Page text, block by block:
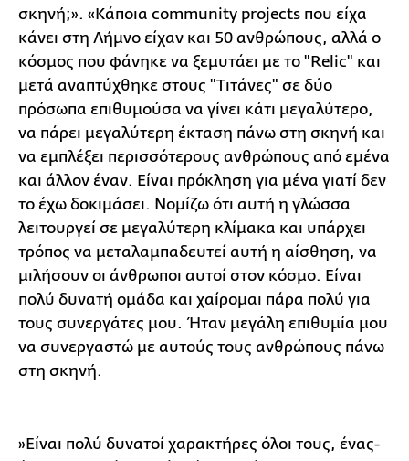
σκηνή;». «Κάποια community projects που είχα
κάνει στη Λήμνο είχαν και 50 ανθρώπους, αλλά ο
κόσμος που φάνηκε να ξεμυτάει με το "Relic" και
μετά αναπτύχθηκε στους "Τιτάνες" σε δύο
πρόσωπα επιθυμούσα να γίνει κάτι μεγαλύτερο,
να πάρει μεγαλύτερη έκταση πάνω στη σκηνή και
να εμπλέξει περισσότερους ανθρώπους από εμένα
και άλλον έναν. Είναι πρόκληση για μένα γιατί δεν
το έχω δοκιμάσει. Νομίζω ότι αυτή η γλώσσα
λειτουργεί σε μεγαλύτερη κλίμακα και υπάρχει
τρόπος να μεταλαμπαδευτεί αυτή η αίσθηση, να
μιλήσουν οι άνθρωποι αυτοί στον κόσμο. Είναι
πολύ δυνατή ομάδα και χαίρομαι πάρα πολύ για
τους συνεργάτες μου. Ήταν μεγάλη επιθυμία μου
να συνεργαστώ με αυτούς τους ανθρώπους πάνω
στη σκηνή.
»Είναι πολύ δυνατοί χαρακτήρες όλοι τους, ένας-